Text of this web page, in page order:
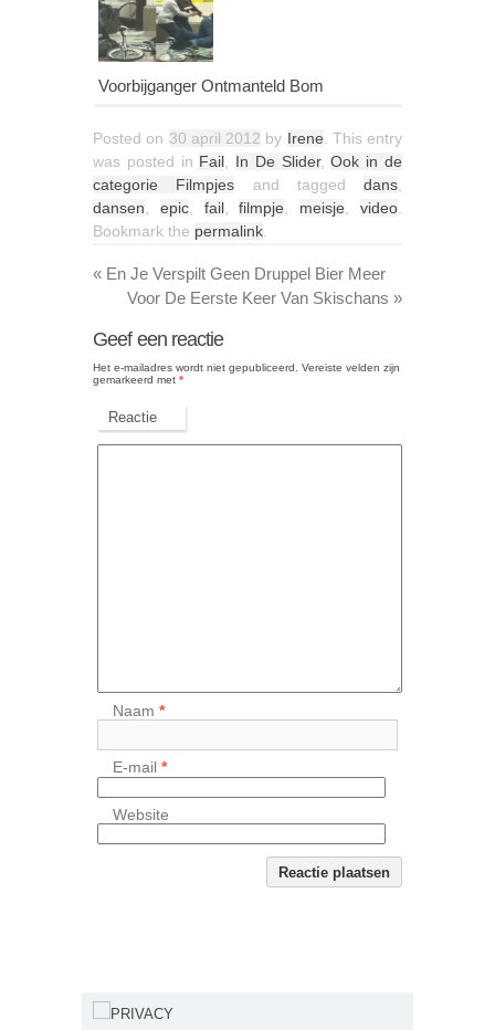
Voorbijganger Ontmanteld Bom
Posted on 30 april 2012 by Irene . This entry
was posted in Fail In De Slider,Ook in de
categorie Filmpjes and tagged dans
dansen
epic, fail,filmpje meisje ,video
Bookmark the permalink
« En Je Verspilt Geen Druppel Bier Meer
Voor De Eerste Keer Van Skischans »
Geef een reactie
Het e-mailadres wordt niet gepubliceerd.
Vereiste velden zijn
gemarkeerd met *
Reactie
Naam*
E-mail*
Website
PRIVACY